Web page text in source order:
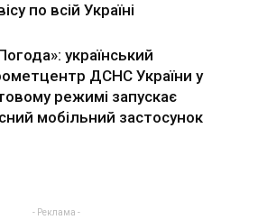
по всій Україні
український
ДСНС України у
режимі запускає
мобільний застосунок
- Реклама -